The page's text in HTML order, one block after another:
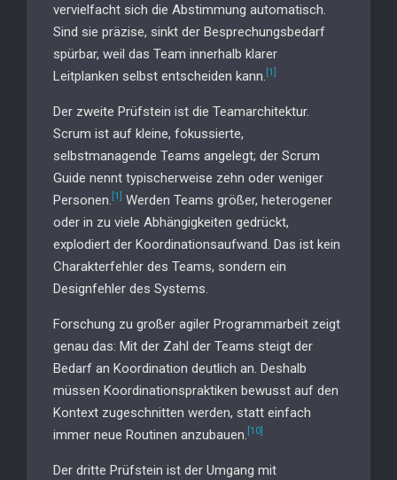
vervielfacht sich die Abstimmung automatisch.
Sind sie präzise, sinkt der Besprechungsbedarf
spürbar, weil das Team innerhalb klarer
Leitplanken selbst entscheiden kann. [1]
Der zweite Prüfstein ist die Teamarchitektur.
Scrum ist auf kleine, fokussierte,
selbstmanagende Teams angelegt; der Scrum
Guide nennt typischerweise zehn oder weniger
Personen. [1] Werden Teams größer, heterogener
oder in zu viele Abhängigkeiten gedrückt,
explodiert der Koordinationsaufwand. Das ist kein
Charakterfehler des Teams, sondern ein
Designfehler des Systems.
Forschung zu großer agiler Programmarbeit zeigt
genau das: Mit der Zahl der Teams steigt der
Bedarf an Koordination deutlich an. Deshalb
müssen Koordinationspraktiken bewusst auf den
Kontext zugeschnitten werden, statt einfach
immer neue Routinen anzubauen. [10]
Der dritte Prüfstein ist der Umgang mit